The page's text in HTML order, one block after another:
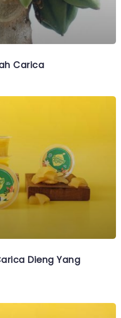
Carica
Dieng Yang